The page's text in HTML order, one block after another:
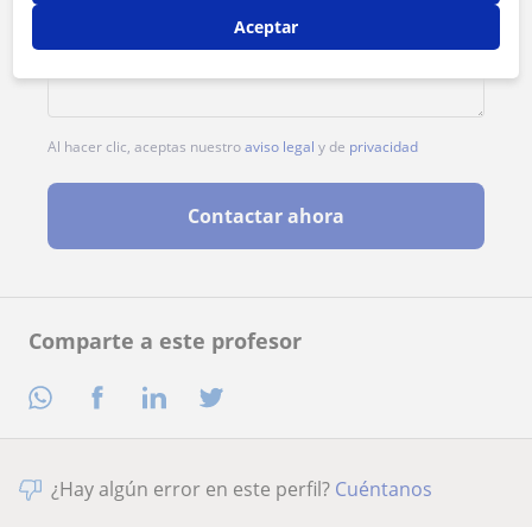
Comparte a este profesor
Al hacer clic, aceptas nuestroaviso legal y de privacidad
Contactar ahora
¿Hay algún error en este perfil? Cuéntanos
Aceptar